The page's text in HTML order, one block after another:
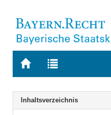
Zur
BAYERN.RECHT
Zur
letzten
Suche
Navigation
Inhaltsverzeichnis